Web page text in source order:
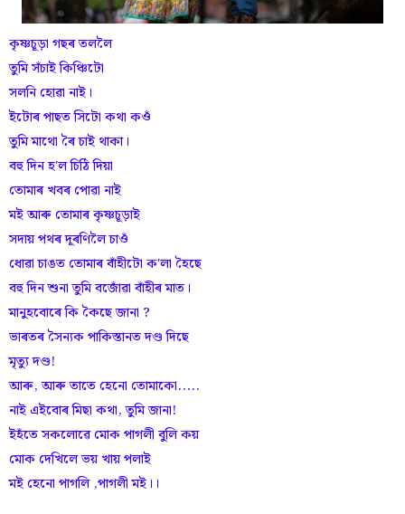
কৃষ্ণচূড়া গছৰ তললৈ
তুমি সঁচাই কিঞ্চিটো
সলনি হোৱা নাই।
ইটোৰ পাছত সিটো কথা কওঁ
তুমি মাথো ৰৈ চাই থাকা।
বহু দিন হ'ল চিঠি দিয়া
তোমাৰ খবৰ পোৱা নাই
মই আৰু তোমাৰ কৃষ্ণচূড়াই
সদায় পথৰ দূৰণিলৈ চাওঁ
ধোৱা চাঙত তোমাৰ বাঁহীটো ক'লা হৈছে
বহু দিন শুনা তুমি বজোঁৱা বাঁহীৰ মাত।
মানুহবোৰে কি কৈছে জানা ?
ভাৰতৰ সৈন্যক পাকিস্তানত দণ্ড দিছে
মৃত্যু দণ্ড!
আৰু, আৰু তাতে হেনো তোমাকো.....
নাই এইবোৰ মিছা কথা, তুমি জানা!
ইহঁতে সকলোৱে মোক পাগলী বুলি কয়
মোক দেখিলে ভয় খায় পলাই
মই হেনো পাগলি ,পাগলী মই।।